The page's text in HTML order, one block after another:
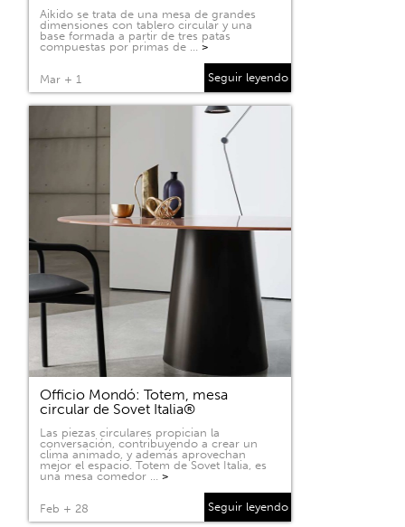
Aikido se trata de una mesa de grandes
dimensiones con tablero circular y una
base formada a partir de tres patas
compuestas por primas de … >
Mar + 1 Seguir leyendo
Officio Mondó: Totem, mesa
circular de Sovet Italia®
Las piezas circulares propician la
conversación, contribuyendo a crear un
clima animado, y además aprovechan
mejor el espacio. Totem de Sovet Italia, es
una mesa comedor … >
Feb + 28 Seguir leyendo